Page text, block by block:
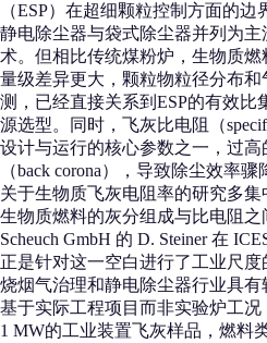
（ESP）在超细颗粒控制方面的
静电除尘器与袋式除尘器并列为
术。但相比传统煤粉炉，生物质
量级差异更大，颗粒物粒径分布
测，已经直接关系到ESP的有效
源选型。同时，飞灰比电阻（
设计与运行的核心参数之一，过
（back corona），导致除尘效率
关于生物质飞灰电阻率的研究多
生物质燃料的灰分组成与比电阻之
Scheuch GmbH 的 D. Steiner 在
正是针对这一空白进行了工业尺
烧烟气治理和静电除尘器行业具
基于实际工程项目而非实验炉工
1 MW的工业装置飞灰样品，燃料